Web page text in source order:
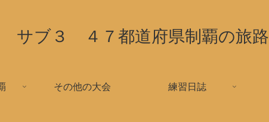
サブ３ ４７都道府県制覇の旅路
その他の大会 練習日誌